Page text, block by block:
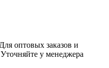
оптовых заказов и
у менеджера